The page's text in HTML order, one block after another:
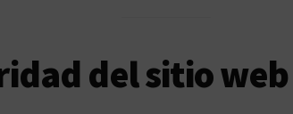
del sitio web